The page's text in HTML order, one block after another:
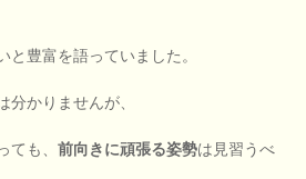
と豊富を語っていました。
分かりませんが、
ても、前向きに頑張る姿勢は見習うべ